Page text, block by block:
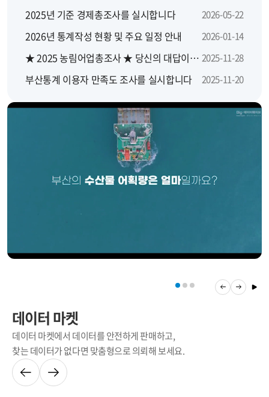
2025년 기준 경제총조사를 실시합니다 2026-05-22
2026년 통계작성 현황 및 주요 일정 안내 2026-01-14
★ 2025 농림어업총조사 ★ 당신의 대답이 대한민국의 농산어촌에 좋은 답이 됩니다 2025-11-28
부산통계 이용자 만족도 조사를 실시합니다 2025-11-20
데이터 마켓
데이터 마켓에서 데이터를 안전하게 판매하고,
찾는 데이터가 없다면 맞춤형으로 의뢰해 보세요.